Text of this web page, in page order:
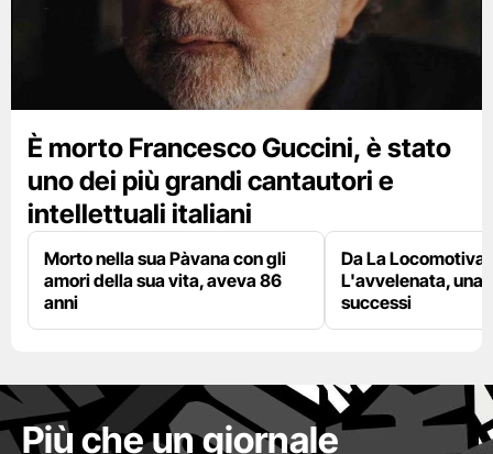
È morto Francesco Guccini, è stato
uno dei più grandi cantautori e
intellettuali italiani
Morto nella sua Pàvana con gli
amori della sua vita, aveva 86
anni
Da La Locomotiva
L'avvelenata, una
successi
Più che un giornale